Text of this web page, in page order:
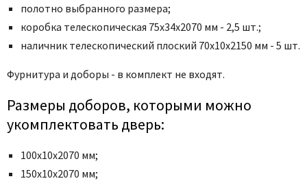
полотно выбранного размера;
коробка телескопическая 75x34x2070 мм - 2,5 шт.;
наличник телескопический плоский 70x10x2150 мм - 5 шт.
Фурнитура и доборы - в комплект не входят.
Размеры доборов, которыми можно
укомплектовать дверь:
100х10х2070 мм;
150х10х2070 мм;